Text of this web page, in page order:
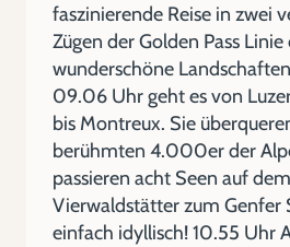
faszinierende Reise in zwei
Zügen der Golden Pass Linie
wunderschöne
09.06 Uhr geht es von
bis Montreux. Sie
berühmten 4.000er der
passieren acht Seen auf
Vierwaldstätter zum Genfer
einfach idyllisch! 10.55 Uhr